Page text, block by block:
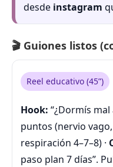
desde instagram
🎬 Guiones listos
Reel educativo (45”)
Hook: “¿Dormís mal
puntos (nervio
respiración 4–7–8) ·
paso plan 7 días”.